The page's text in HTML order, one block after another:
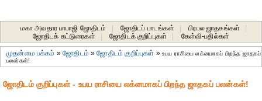
மகா அவதார பாபாஜி ஜோதிடம் ஜோதிடப் பாடங்கள் பிரபல ஜாதகங்கள்
ஜோதிடக் கட்டுரைகள்
ஜோதிடக் குறிப்புகள் கேள்வி-பதில்கள்
முதன்மை பக்கம் »ஜோதிடம் »ஜோதிடம் குறிப்புகள் » உபய ராசியை லக்னமாகப் பிறந்த ஜாதகப்
பலன்கள்!
ஜோதிடம் குறிப்புகள் - உபய ராசியை லக்னமாகப் பிறந்த ஜாதகப் பலன்கள்!